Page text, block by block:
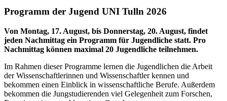
Programm der Jugend UNI Tulln 2026
Von Montag, 17. August, bis Donnerstag, 20. August, findet
jeden Nachmittag ein Programm für Jugendliche statt. Pro
Nachmittag können maximal 20 Jugendliche teilnehmen.
Im Rahmen dieser Programme lernen die Jugendlichen die Arbeit
der Wissenschaftlerinnen und Wissenschaftler kennen und
bekommen einen Einblick in wissenschaftliche Berufe. Außerdem
bekommen die Jungstudierenden viel Gelegenheit zum Forschen,